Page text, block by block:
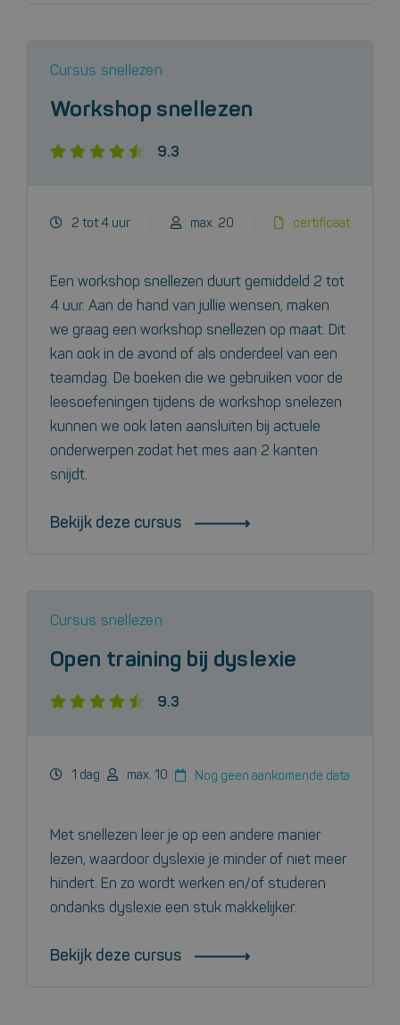
Cursus snellezen
Workshop snellezen
9.3
2 tot 4 uur max. 20 certificaat
Een workshop snellezen duurt gemiddeld 2 tot
4 uur. Aan de hand van jullie wensen, maken
we graag een workshop snellezen op maat. Dit
kan ook in de avond of als onderdeel van een
teamdag. De boeken die we gebruiken voor de
leesoefeningen tijdens de workshop snelezen
kunnen we ook laten aansluiten bij actuele
onderwerpen zodat het mes aan 2 kanten
snijdt.
Bekijk deze cursus
Cursus snellezen
Open training bij dyslexie
9.3
1 dag max. 10 Nog geen aankomende data
Met snellezen leer je op een andere manier
lezen, waardoor dyslexie je minder of niet meer
hindert. En zo wordt werken en/of studeren
ondanks dyslexie een stuk makkelijker.
Bekijk deze cursus